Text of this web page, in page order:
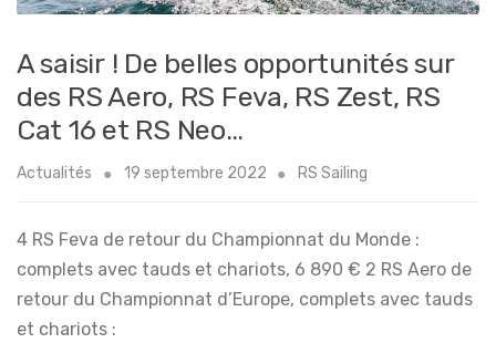
A saisir ! De belles opportunités sur
des RS Aero, RS Feva, RS Zest, RS
Cat 16 et RS Neo…
Actualités 19 septembre 2022 RS Sailing
4 RS Feva de retour du Championnat du Monde :
complets avec tauds et chariots, 6 890 € 2 RS Aero de
retour du Championnat d’Europe, complets avec tauds
et chariots :